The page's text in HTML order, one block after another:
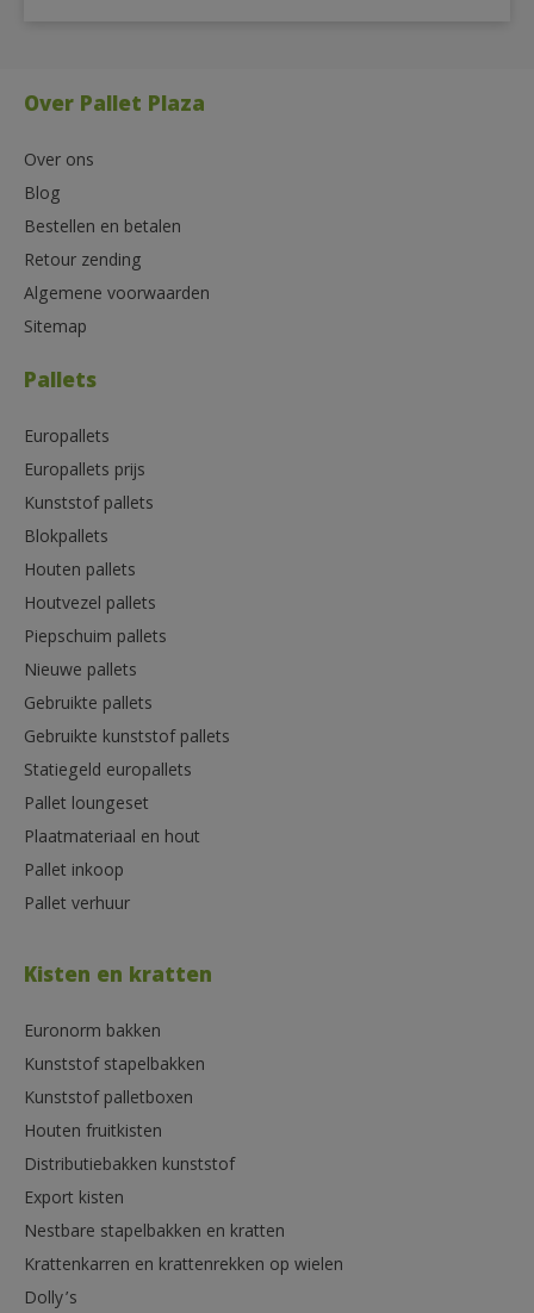
Over Pallet Plaza
Over ons
Blog
Bestellen en betalen
Retour zending
Algemene voorwaarden
Sitemap
Pallets
Europallets
Europallets prijs
Kunststof pallets
Blokpallets
Houten pallets
Houtvezel pallets
Piepschuim pallets
Nieuwe pallets
Gebruikte pallets
Gebruikte kunststof pallets
Statiegeld europallets
Pallet loungeset
Plaatmateriaal en hout
Pallet inkoop
Pallet verhuur
Kisten en kratten
Euronorm bakken
Kunststof stapelbakken
Kunststof palletboxen
Houten fruitkisten
Distributiebakken kunststof
Export kisten
Nestbare stapelbakken en kratten
Krattenkarren en krattenrekken op wielen
Dolly’s